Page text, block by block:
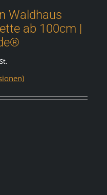
Waldhaus
ab 100cm |